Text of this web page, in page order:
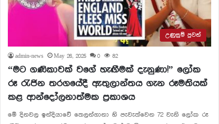
උණුසුම් පුවත්
admin-news May 26, 2025 0 82
“මට ගණිකාවක් වගේ හැඟීමක් දැනුණා!” ලෝක
රූ රැජින තරගයේදී ඇතුලාන්තය ගැන රූමතියක්
කළ ආන්දෝලනාත්මක ප්‍රකාශය
මේ දිනවල ඉන්දියාවේ තෙලන්ගානා හි පැවැත්වෙන 72 වැනි ලෝක රූ